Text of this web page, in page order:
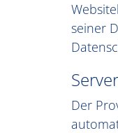
seiner
Der